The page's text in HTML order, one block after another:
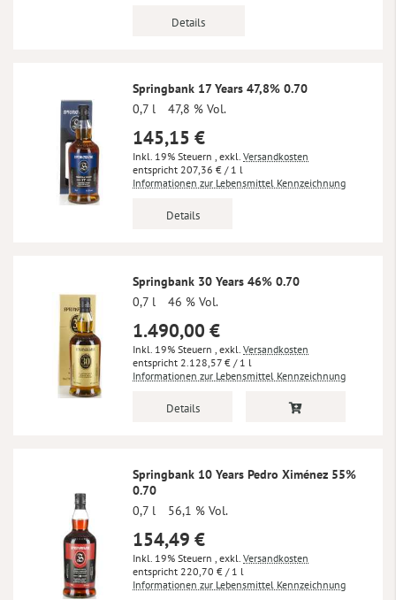
Details
Springbank 17 Years 47,8% 0.70
0,7 l
47,8 % Vol.
145,15 €
Inkl. 19% Steuern exkl. Versandkosten
207,36 € / 1 l
Informationen zur Lebensmittel Kennzeichnung
Details
Springbank 30 Years 46% 0.70
0,7 l
46 % Vol.
1.490,00 €
Inkl. 19% Steuern exkl. Versandkosten
2.128,57 € / 1 l
Informationen zur Lebensmittel Kennzeichnung
Details
Springbank 10 Years Pedro Ximénez 55%
0.70
0,7 l
56,1 % Vol.
154,49 €
Inkl. 19% Steuern exkl. Versandkosten
220,70 € / 1 l
Informationen zur Lebensmittel Kennzeichnung